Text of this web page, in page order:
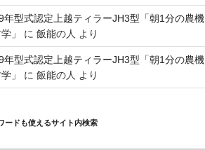
年型式認定上越ティラーJH3型「朝1分の農機
」
に 飯能の人 より
年型式認定上越ティラーJH3型「朝1分の農機
」
に 飯能の人 より
ードも使えるサイト内検索